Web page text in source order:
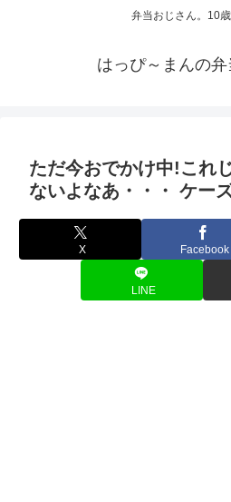
弁当おじさん。10歳
はっぴ～まんの
ただ今おでかけ中!これ
ないよなあ・・・ ケー
X Facebook
LINE